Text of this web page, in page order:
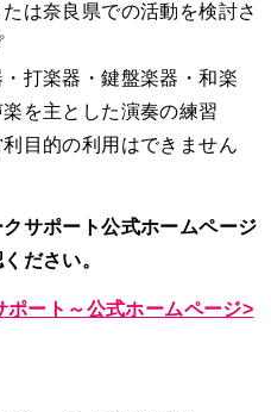
は奈良県での活動を検討さ
打楽器・鍵盤楽器・和楽
を主とした演奏の練習
目的の利用はできません
サポート公式ホームページ
ださい。
ート～公式ホームページ>